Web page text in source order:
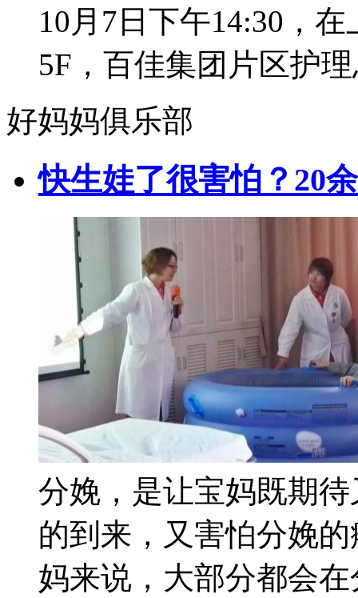
10月7日下午14:30，
5F，百佳集团片区护
好妈妈俱乐部
快生娃了很害怕？20
分娩，是让宝妈既期
的到来，又害怕分娩
妈来说，大部分都会